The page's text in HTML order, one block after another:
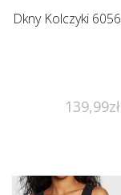
Dkny Kolczyki
139,99zł